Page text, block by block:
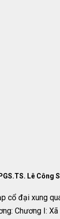
Lê Công
cổ đại xung
Chương I: